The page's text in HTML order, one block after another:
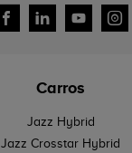
Carros
Jazz Hybrid
Jazz Crosstar Hybrid